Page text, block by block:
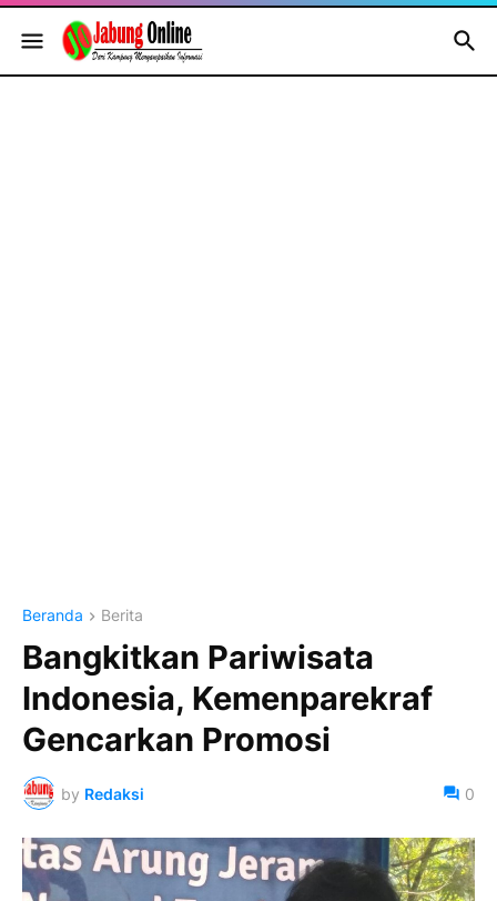
Beranda Berita
Bangkitkan Pariwisata
Indonesia, Kemenparekraf
Gencarkan Promosi
by Redaksi 0